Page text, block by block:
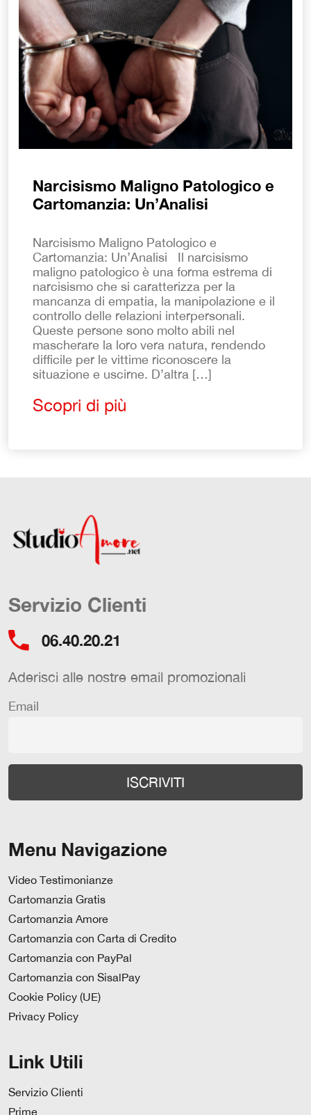
Narcisismo Maligno Patologico e
Cartomanzia: Un’Analisi
Narcisismo Maligno Patologico e
Cartomanzia: Un’Analisi Il narcisismo
maligno patologico è una forma estrema di
narcisismo che si caratterizza per la
mancanza di empatia, la manipolazione e il
controllo delle relazioni interpersonali.
Queste persone sono molto abili nel
mascherare la loro vera natura, rendendo
difficile per le vittime riconoscere la
situazione e uscirne. D’altra […]
Scopri di più
Servizio Clienti
06.40.20.21
Aderisci alle nostre email promozionali
Email
Menu Navigazione
Video Testimonianze
Cartomanzia Gratis
Cartomanzia Amore
Cartomanzia con Carta di Credito
Cartomanzia con PayPal
Cartomanzia con SisalPay
Cookie Policy (UE)
Privacy Policy
Link Utili
Servizio Clienti
Prime